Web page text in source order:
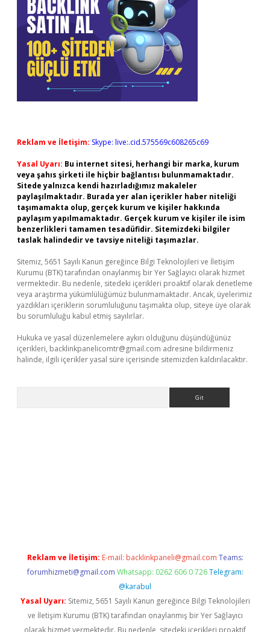
Reklam ve İletişim: Skype: live:.cid.575569c608265c69
Yasal Uyarı: Bu internet sitesi, herhangi bir marka, kurum
veya şahıs şirketi ile hiçbir bağlantısı bulunmamaktadır.
Sitede yalnızca kendi hazırladığımız makaleler
paylaşılmaktadır. Burada yer alan içerikler haber niteliği
taşımamakta olup, gerçek kurum ve kişiler hakkında
paylaşım yapılmamaktadır. Gerçek kurum ve kişiler ile isim
benzerlikleri tamamen tesadüfidir. Sitemizdeki bilgiler
taslak halindedir ve tavsiye niteliği taşımazlar.
Sitemiz, 5651 Sayılı Kanun gereğince Bilgi Teknolojileri ve İletişim
Kurumu (BTK) tarafından onaylanmış bir Yer Sağlayıcı olarak hizmet
vermektedir. Bu nedenle, sitedeki içerikleri proaktif olarak denetleme
veya araştırma yükümlülüğümüz bulunmamaktadır. Ancak, üyelerimiz
yazdıkları içeriklerin sorumluluğunu taşımakta olup, siteye üye olarak
bu sorumluluğu kabul etmiş sayılırlar.
Hukuka ve yasal düzenlemelere aykırı olduğunu düşündüğünüz
içerikleri, backlinkpanelicomtr@gmail.com adresine bildirmeniz
halinde, ilgili içerikler yasal süre içerisinde sitemizden kaldırılacaktır.
Reklam ve İletişim: E-mail: backlinkpaneli@gmail.com Teams:
forumhizmeti@gmail.com Whatsapp: 0262 606 0 726 Telegram:
@karabul
Yasal Uyarı: Sitemiz, 5651 Sayılı Kanun gereğince Bilgi Teknolojileri
ve İletişim Kurumu (BTK) tarafından onaylanmış bir Yer Sağlayıcı
olarak hizmet vermektedir. Bu nedenle, sitedeki içerikleri proaktif